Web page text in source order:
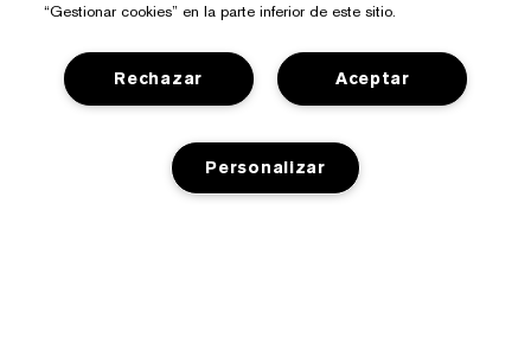
¿Necesitas Ayuda?
Sobre Estée Lauder
“Gestionar cookies” en la parte inferior de este sitio.
Aceptar
Rechazar
Personalizar